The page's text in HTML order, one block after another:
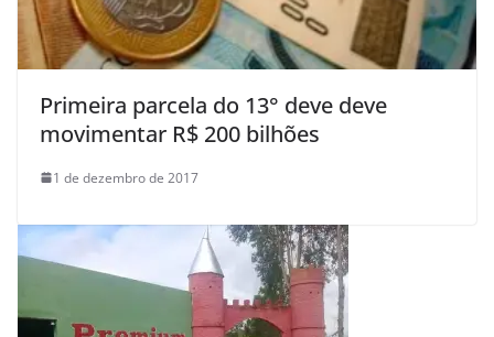
Primeira parcela do 13° deve deve
movimentar R$ 200 bilhões
1 de dezembro de 2017